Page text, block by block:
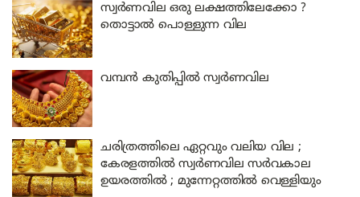
സ്വർണവില ഒരു ലക്ഷത്തിലേക്കോ ?
തൊട്ടാൽ പൊള്ളുന്ന വില
വമ്പൻ കുതിപ്പിൽ സ്വർണവില
ചരിത്രത്തിലെ ഏറ്റവും വലിയ വില ;
കേരളത്തിൽ സ്വർണവില സർവകാല
ഉയരത്തിൽ ; മുന്നേറ്റത്തിൽ വെള്ളിയും